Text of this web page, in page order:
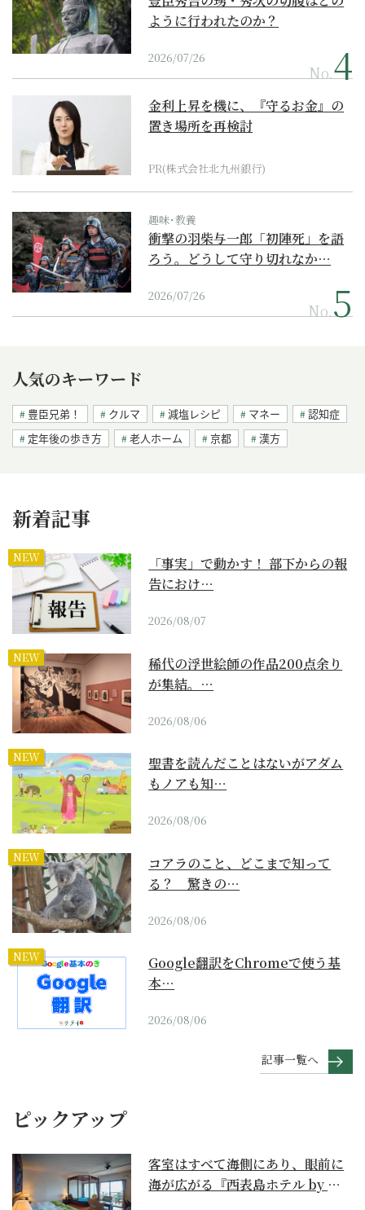
ように行われたのか？
2026/07/26
No.
金利上昇を機に、『守るお金』の
置き場所を再検討
PR(株式会社北九州銀行)
趣味･教養
衝撃の羽柴与一郎「初陣死」を語
ろう。どうして守り切れなか…
2026/07/26
No.
人気のキーワード
豊臣兄弟！ クルマ 減塩レシピ マネー
認知症
定年後の歩き方
老人ホーム 京都 漢方
新着記事
NEW
「事実」で動かす！ 部下からの報
告におけ…
2026/08/07
NEW
稀代の浮世絵師の作品200点余り
が集結。…
2026/08/06
NEW
聖書を読んだことはないがアダム
もノアも知…
2026/08/06
NEW
コアラのこと、どこまで知って
る？ 驚きの…
2026/08/06
NEW
Google翻訳をChromeで使う基
本…
2026/08/06
記事一覧へ
ピックアップ
客室はすべて海側にあり、眼前に
海が広がる『西表島ホテル by 星